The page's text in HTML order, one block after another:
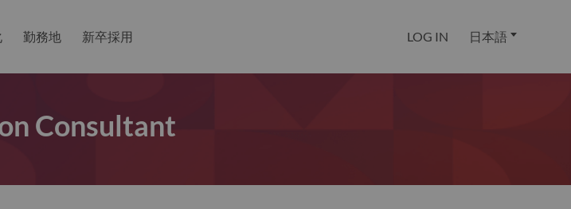
勤務地 新卒採用 LOG IN 日本語
Consultant